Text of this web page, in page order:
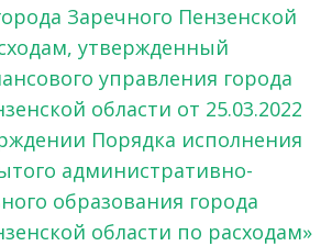
Заречного Пензенской
утвержденный
управления города
области от 25.03.2022
Порядка исполнения
административно-
образования города
области по расходам»